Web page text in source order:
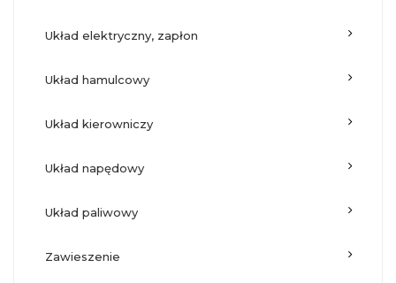
układ elektryczny, zapłon
układ hamulcowy
układ kierowniczy
układ napędowy
układ paliwowy
zawieszenie